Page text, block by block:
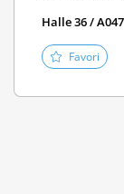
Halle 36 / A047
Favori